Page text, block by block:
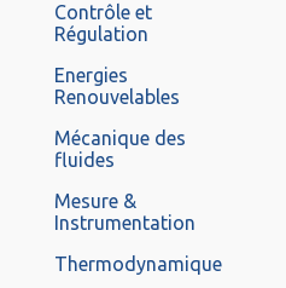
Contrôle et
Régulation
Energies
Renouvelables
Mécanique des
fluides
Mesure &
Instrumentation
Thermodynamique